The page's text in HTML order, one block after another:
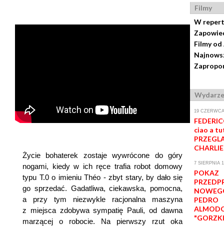
Życie bohaterek zostaje wywrócone do góry
nogami, kiedy w ich ręce trafia robot domowy
typu T.0 o imieniu Théo - zbyt stary, by dało się
go sprzedać. Gadatliwa, ciekawska, pomocna,
a przy tym niezwykle racjonalna maszyna
z miejsca zdobywa sympatię Pauli, od dawna
marzącej o robocie. Na pierwszy rzut oka
Filmy
W
Filmy od
19
ciao a
CHARLIE
7 SIERPNIA
POKAZ
PEDRO